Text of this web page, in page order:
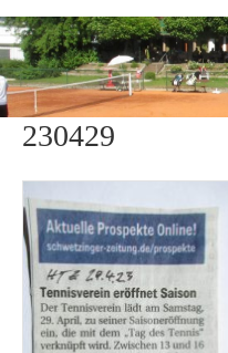
TC
230429